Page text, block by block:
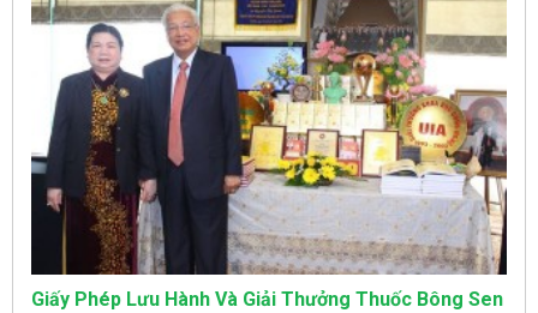
Giấy Phép Lưu Hành Và Giải Thưởng Thuốc Bông Sen